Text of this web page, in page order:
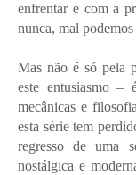
enfrentar e com a
nunca, mal podemos
Mas não é só pela
este entusiasmo –
mecânicas e
esta série tem
regresso de uma
nostálgica e